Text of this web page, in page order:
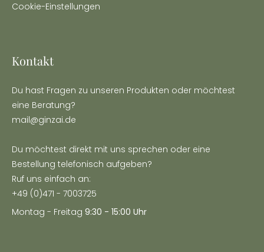
Kontakt
Du hast Fragen zu unseren Produkten oder möchtest
eine Beratung?
mail@ginzai.de
Du möchtest direkt mit uns sprechen oder eine
Bestellung telefonisch aufgeben?
Ruf uns einfach an:
+49 (0)471 - 7003725
Montag - Freitag 9:30 - 15:00 Uhr
Cookie-Einstellungen